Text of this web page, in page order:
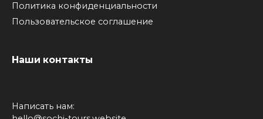
Политика конфиденциальности
Пользовательское соглашение
Наши контакты
Написать нам: